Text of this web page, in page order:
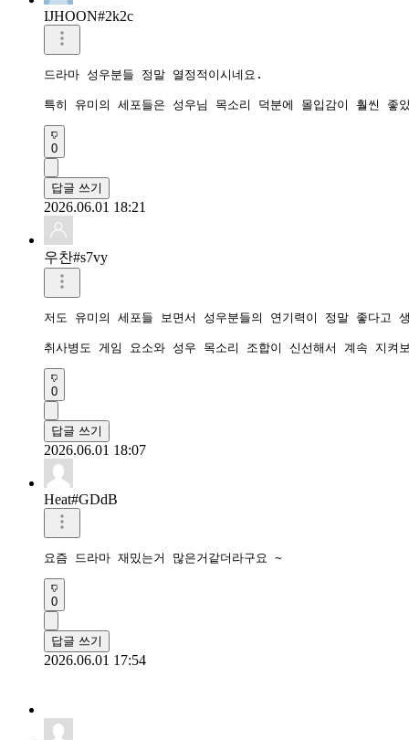
IJHOON#2k2c
드라마 성우분들 정말 열정적이시네요.
특히 유미의 세포들은 성우님 목소리 덕분에 몰입감이 훨씬 좋
0
답글 쓰기
2026.06.01 18:21
우찬#s7vy
저도 유미의 세포들 보면서 성우분들의 연기력이 정말 좋다고
취사병도 게임 요소와 성우 목소리 조합이 신선해서 계속 지켜
0
답글 쓰기
2026.06.01 18:07
Heat#GDdB
요즘 드라마 재밌는거 많은거같더라구요 ~
0
답글 쓰기
2026.06.01 17:54